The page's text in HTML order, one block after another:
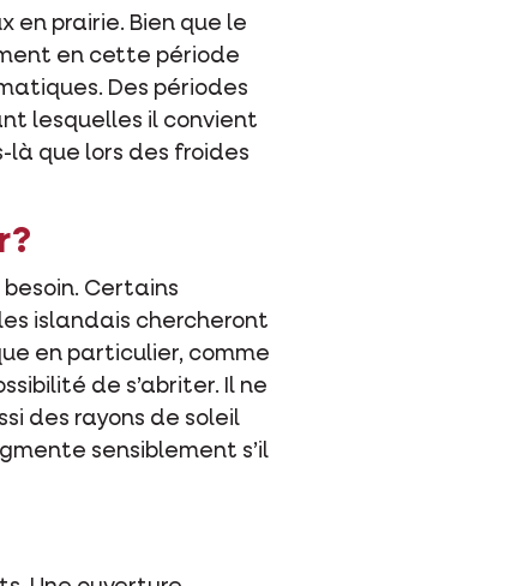
en prairie. Bien que le
en cette période
Des périodes
lesquelles il convient
là que lors des froides
Certains
islandais chercheront
en particulier, comme
de s’abriter. Il ne
des rayons de soleil
sensiblement s’il